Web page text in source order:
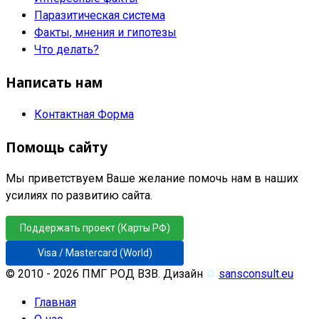
Паразитическая система
Факты, мнения и гипотезы
Что делать?
Написать нам
Контактная Форма
Помощь сайту
Мы приветствуем Ваше желание помочь нам в наших
усилиях по развитию сайта.
Поддержать проект (Карты РФ)
Visa / Mastercard (World)
© 2010 - 2026 ПМГ РОД ВЗВ. Дизайн ♲ sansconsult.eu
Главная